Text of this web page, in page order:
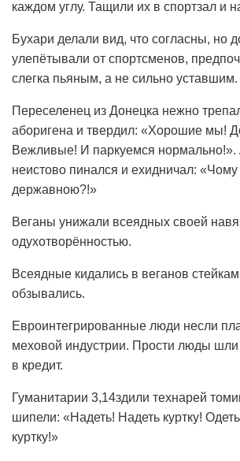
каждом углу. Тащили их в спортзал и
Бухари делали вид, что согласны, но
улепётывали от спортсменов,
слегка пьяным, а не сильно уставшим.
Переселенец из Донецка нежно
аборигена и твердил: «Хорошие мы!
Вежливые! И паркуемся нормально!».
неистово пинался и ехидничал: «Чому
державною?!»
Веганы унижали всеядных своей
одухотворённостью.
Всеядные кидались в веганов
обзывались.
Евроинтегрированные люди несли
меховой индустрии. Прости люды
в кредит.
Гуманитарии 3,14здили технарей
шипели: «Надеть! Надеть куртку!
куртку!»